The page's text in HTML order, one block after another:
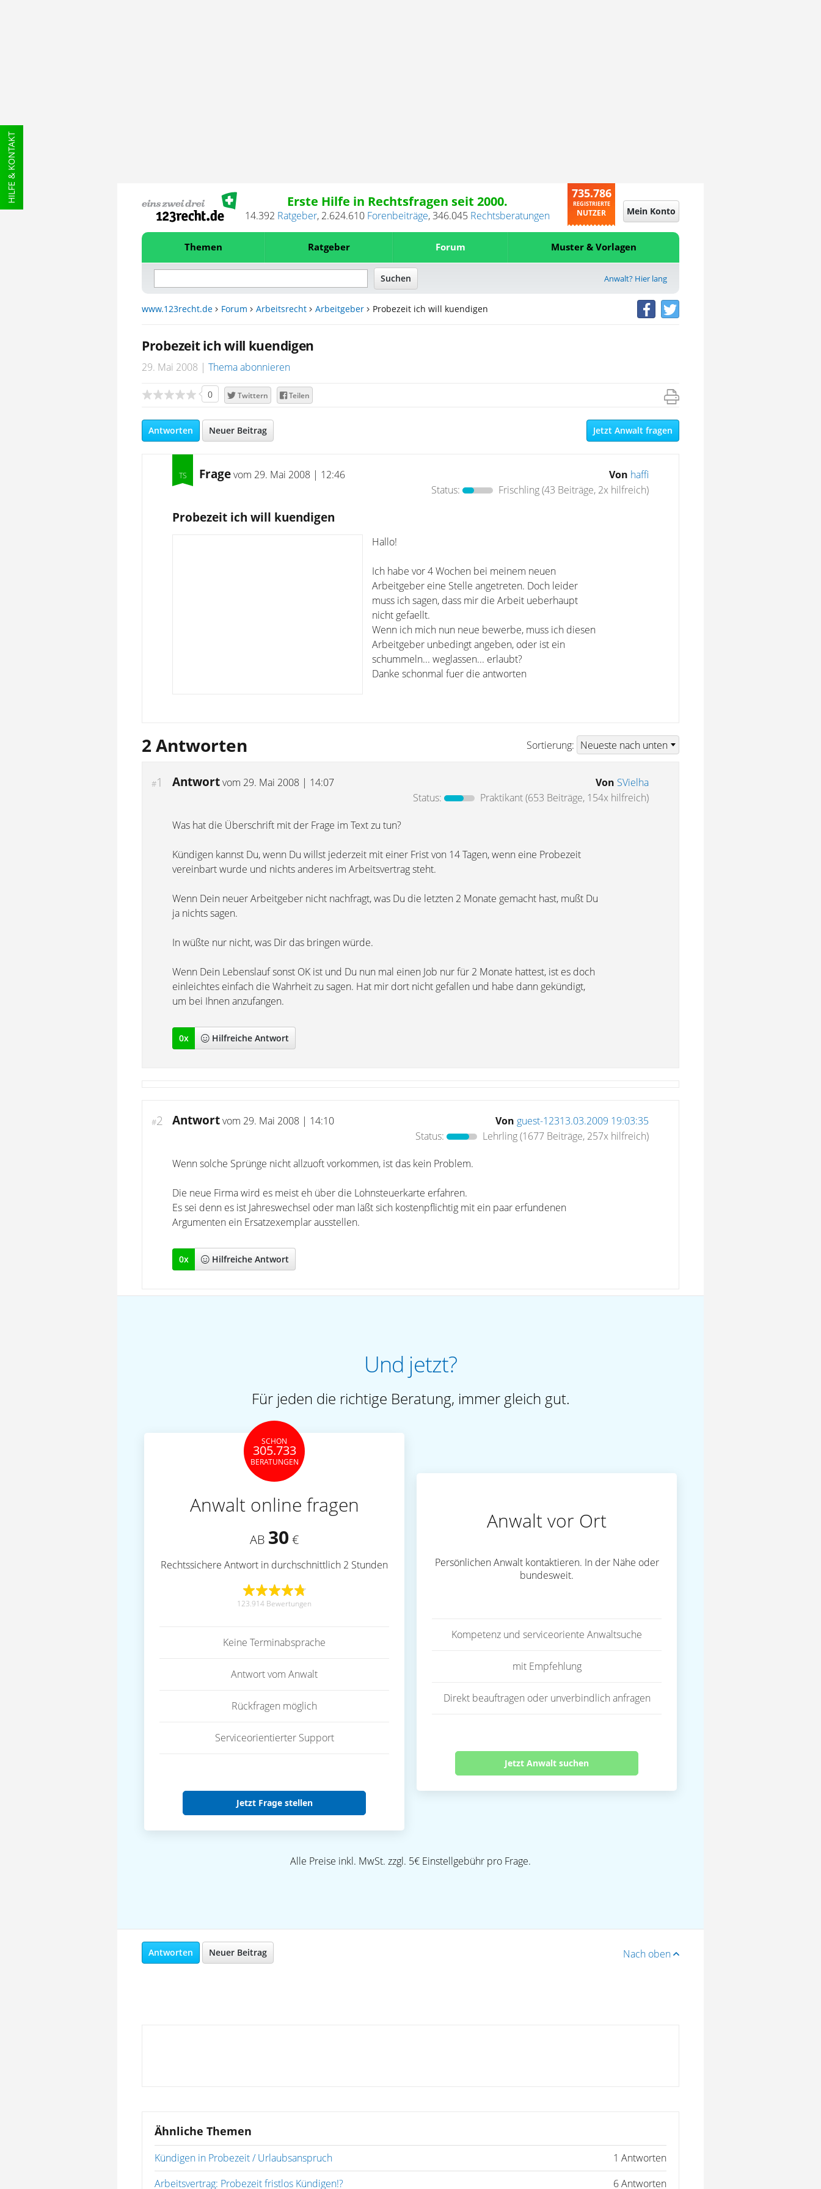
HILFE & KONTAKT Erste Hilfe in Rechtsfragen seit 2000.
14.392 Ratgeber, 2.624.610 Forenbeiträge,346.045 Rechtsberatungen
735.786
REGISTRIERTE
NUTZER Mein Konto
Themen Ratgeber Forum Muster & Vorlagen
Anwalt? Hier lang
www.123recht.de Forum Arbeitsrecht Arbeitgeber Probezeit ich will kuendigen
Probezeit ich will kuendigen
29. Mai 2008 Thema abonnieren
0 Twittern Teilen
Antworten Neuer Beitrag Jetzt Anwalt fragen
Fragevom 29. Mai 2008 | 12:46 Von haffi
Status:
Frischling(43 Beiträge, 2x hilfreich)
Probezeit ich will kuendigen
Hallo!
Ich habe vor 4 Wochen bei meinem neuen
Arbeitgeber eine Stelle angetreten. Doch leider
muss ich sagen, dass mir die Arbeit ueberhaupt
nicht gefaellt.
Wenn ich mich nun neue bewerbe, muss ich diesen
Arbeitgeber unbedingt angeben, oder ist ein
schummeln... weglassen... erlaubt?
Danke schonmal fuer die antworten
2 Antworten Sortierung:
#1 Antwortvom 29. Mai 2008 | 14:07 Von SVielha
Status:
Praktikant(653 Beiträge, 154x hilfreich)
Was hat die Überschrift mit der Frage im Text zu tun?
Kündigen kannst Du, wenn Du willst jederzeit mit einer Frist von 14 Tagen, wenn eine Probezeit
vereinbart wurde und nichts anderes im Arbeitsvertrag steht.
Wenn Dein neuer Arbeitgeber nicht nachfragt, was Du die letzten 2 Monate gemacht hast, mußt Du
ja nichts sagen.
In wüßte nur nicht, was Dir das bringen würde.
Wenn Dein Lebenslauf sonst OK ist und Du nun mal einen Job nur für 2 Monate hattest, ist es doch
einleichtes einfach die Wahrheit zu sagen. Hat mir dort nicht gefallen und habe dann gekündigt,
um bei Ihnen anzufangen.
0x Hilfreiche Antwort
#2 Antwortvom 29. Mai 2008 | 14:10 Von guest-12313.03.2009 19:03:35
Status:
Lehrling(1677 Beiträge, 257x hilfreich)
Wenn solche Sprünge nicht allzuoft vorkommen, ist das kein Problem.
Die neue Firma wird es meist eh über die Lohnsteuerkarte erfahren.
Es sei denn es ist Jahreswechsel oder man läßt sich kostenpflichtig mit ein paar erfundenen
Argumenten ein Ersatzexemplar ausstellen.
0x Hilfreiche Antwort
Und jetzt?
Für jeden die richtige Beratung, immer gleich gut.
SCHON
305.733
BERATUNGEN
Anwalt online fragen
AB 30 €
Rechtssichere Antwort in durchschnittlich 2 Stunden
123.914 Bewertungen
Keine Terminabsprache
Antwort vom Anwalt
Rückfragen möglich
Serviceorientierter Support
Jetzt Frage stellen
Anwalt vor Ort
Persönlichen Anwalt kontaktieren. In der Nähe oder
bundesweit.
Kompetenz und serviceoriente Anwaltsuche
mit Empfehlung
Direkt beauftragen oder unverbindlich anfragen
Jetzt Anwalt suchen
Alle Preise inkl. MwSt. zzgl. 5€ Einstellgebühr pro Frage.
Nach oben
Antworten Neuer Beitrag
Ähnliche Themen
Kündigen in Probezeit / Urlaubsanspruch
1 Antworten
Arbeitsvertrag: Probezeit fristlos Kündigen!?
6 Antworten